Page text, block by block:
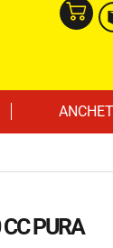
PURA